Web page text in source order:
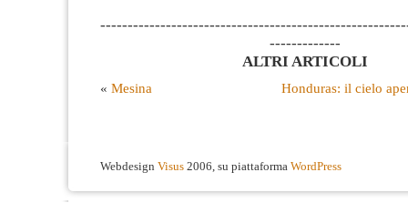
-------------
ALTRI ARTICOLI
« Mesina Honduras: il cielo
Webdesign Visus 2006, su piattaforma WordPress